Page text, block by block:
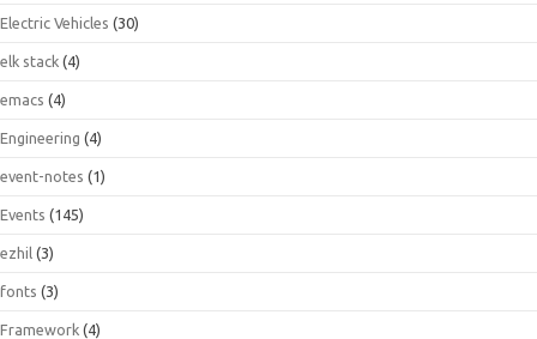
Electric Vehicles (30)
elk stack (4)
emacs (4)
Engineering (4)
event-notes (1)
Events (145)
ezhil (3)
fonts (3)
Framework (4)